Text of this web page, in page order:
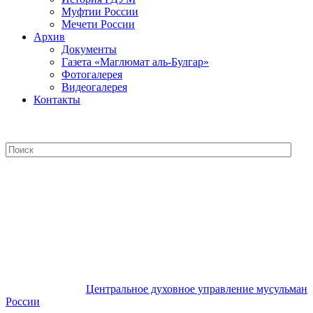
Муфтии России
Мечети России
Архив
Документы
Газета «Маглюмат аль-Булгар»
Фотогалерея
Видеогалерея
Контакты
Центральное духовное управление мусульман
России